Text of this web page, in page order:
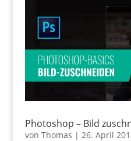
Photoshop – Bild
von Thomas | 26. April